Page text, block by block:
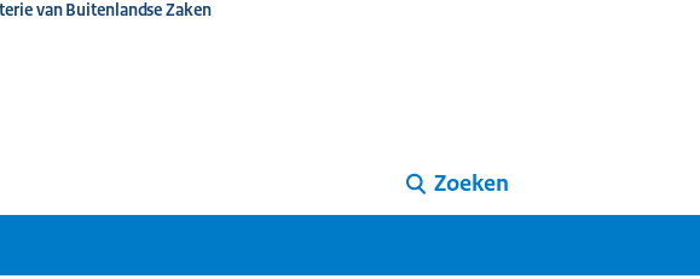
van Buitenlandse Zaken
Zoeken